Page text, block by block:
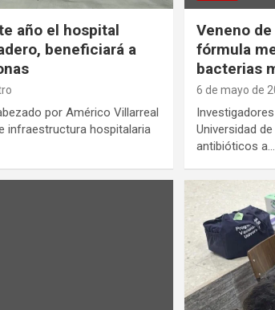
año el hospital
beneficiará a
por Américo Villarreal
infraestructura hospitalaria
Veneno
fórmula
bacterias
6 de mayo de
Universidad
antibióticos a…